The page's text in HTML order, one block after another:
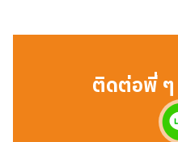
ติดต่อพี่